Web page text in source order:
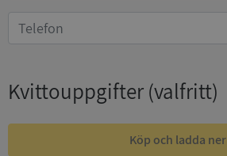
Kvittouppgifter(valfritt)
Köp och ladda ner